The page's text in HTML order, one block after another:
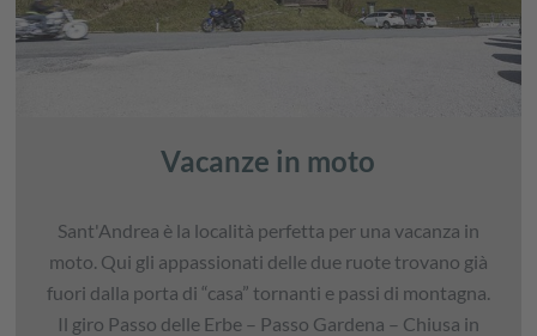
Vacanze in moto
Sant'Andrea è la località perfetta per una vacanza in
moto. Qui gli appassionati delle due ruote trovano già
fuori dalla porta di “casa” tornanti e passi di montagna.
Il giro Passo delle Erbe – Passo Gardena – Chiusa in